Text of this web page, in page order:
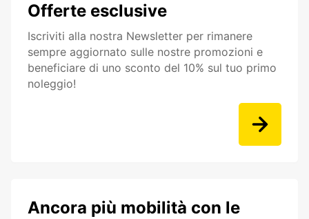
Offerte esclusive
Iscriviti alla nostra Newsletter per rimanere
sempre aggiornato sulle nostre promozioni e
beneficiare di uno sconto del 10% sul tuo primo
noleggio!
Ancora più mobilità con le